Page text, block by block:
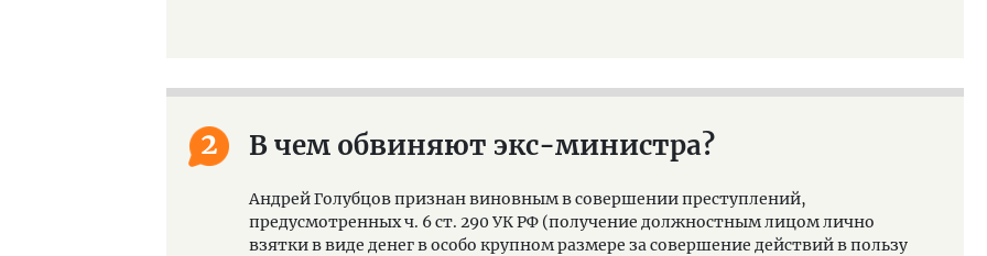
2 В чем обвиняют экс-министра?
Андрей Голубцов признан виновным в совершении преступлений,
предусмотренных ч. 6 ст. 290 УК РФ (получение должностным лицом лично
взятки в виде денег в особо крупном размере за совершение действий в пользу